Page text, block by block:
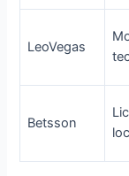
LeoVegas
Betsson